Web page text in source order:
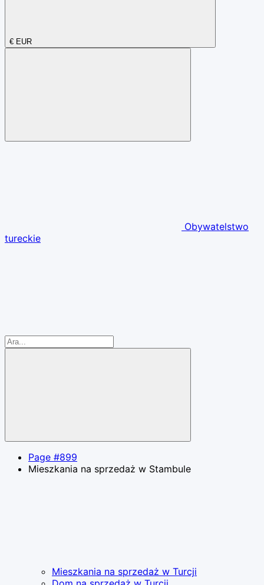
€ EUR
Obywatelstwo
tureckie
Page #899
Mieszkania na sprzedaż w Stambule
Mieszkania na sprzedaż w Turcji